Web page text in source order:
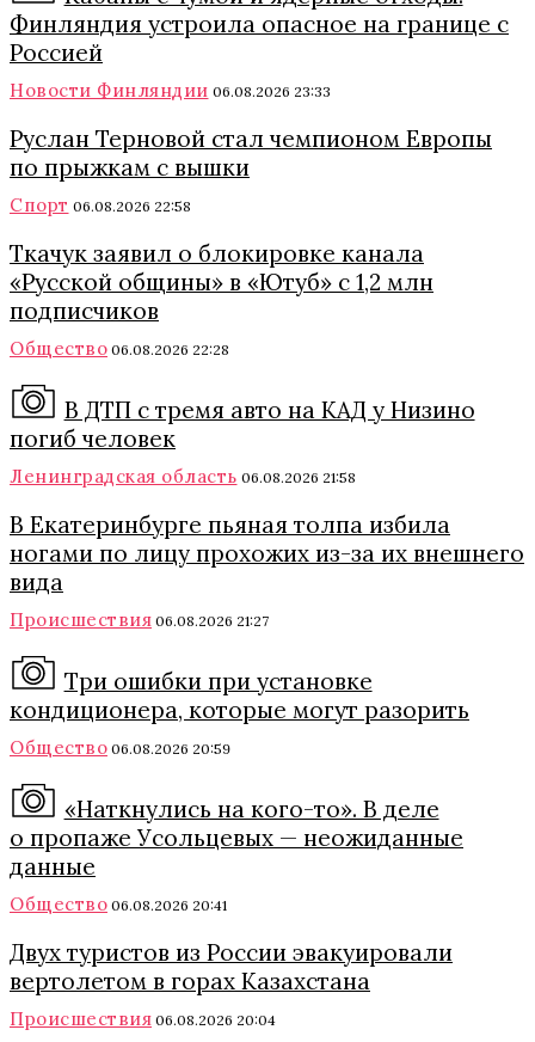
Финляндия устроила опасное на границе с
Россией
Новости Финляндии 06.08.2026 23:33
Руслан Терновой стал чемпионом Европы
по прыжкам с вышки
Спорт 06.08.2026 22:58
Ткачук заявил о блокировке канала
«Русской общины» в «Ютуб» с 1,2 млн
подписчиков
Общество 06.08.2026 22:28
В ДТП с тремя авто на КАД у Низино
погиб человек
Ленинградская область 06.08.2026 21:58
В Екатеринбурге пьяная толпа избила
ногами по лицу прохожих из-за их внешнего
вида
Происшествия 06.08.2026 21:27
Три ошибки при установке
кондиционера, которые могут разорить
Общество 06.08.2026 20:59
«Наткнулись на кого-то». В деле
о пропаже Усольцевых — неожиданные
данные
Общество 06.08.2026 20:41
Двух туристов из России эвакуировали
вертолетом в горах Казахстана
Происшествия 06.08.2026 20:04